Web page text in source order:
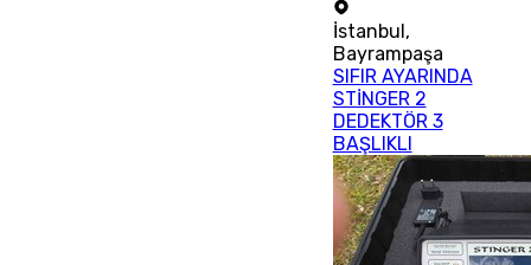
İstanbul ,
Bayrampaşa
SIFIR AYARINDA
STİNGER 2
DEDEKTÖR 3
BAŞLIKLI